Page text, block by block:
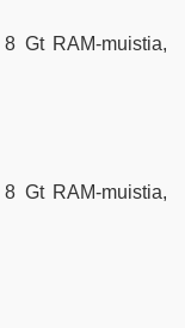
Gt RAM-muistia,
Gt RAM-muistia,